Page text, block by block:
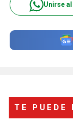
Unirse
TE PUEDE